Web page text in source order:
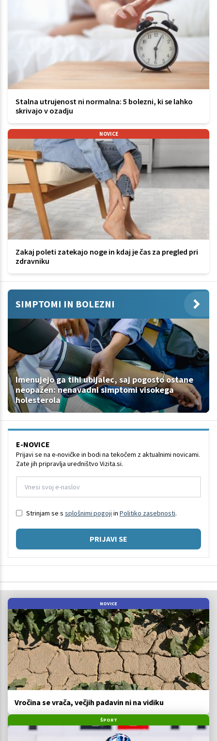
Stalna utrujenost ni normalna: 5 bolezni, ki se lahko
skrivajo v ozadju
NOVICE
Zakaj poleti zatekajo noge in kdaj je čas za pregled pri
zdravniku
SIMPTOMI IN BOLEZNI
Imenujejo ga tihi ubijalec, saj pogosto ostane
neopažen: nenavadni simptomi visokega
holesterola
E-NOVICE
Prijavi se na e-novičke in bodi na tekočem z aktualnimi novicami.
Zate jih pripravlja uredništvo Vizita.si.
Strinjam se s splošnimi pogoji in Politiko zasebnosti.
PRIJAVI SE
NOVICE
Vročina se vrača, večjih padavin ni na vidiku
ŠPORT